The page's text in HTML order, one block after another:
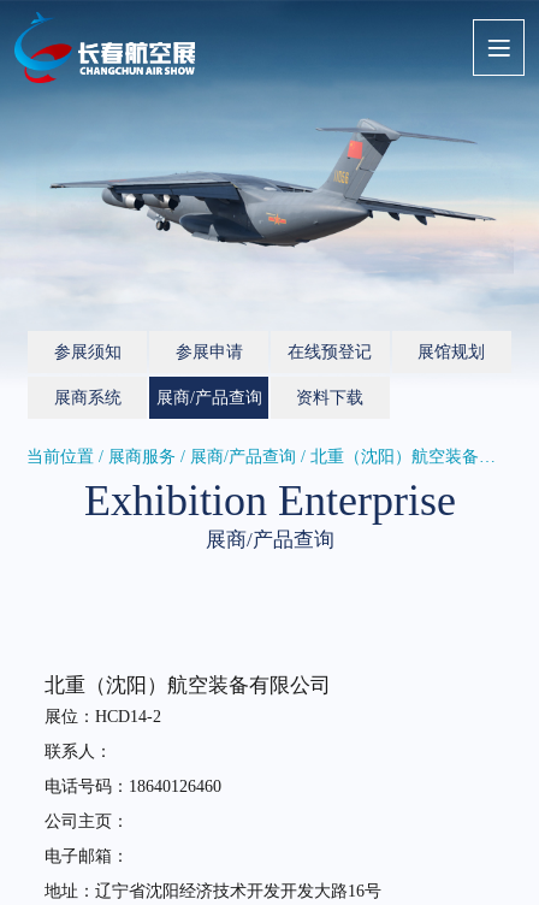
参展须知 参展申请 在线预登记 展馆规划
展商系统 展商/产品查询 资料下载
当前位置 / 展商服务 / 展商/产品查询 / 北重（沈阳）航空装备有限公司
Exhibition Enterprise
展商/产品查询
北重（沈阳）航空装备有限公司
展位：HCD14-2
联系人：
电话号码：18640126460
公司主页：
电子邮箱：
地址：辽宁省沈阳经济技术开发开发大路16号